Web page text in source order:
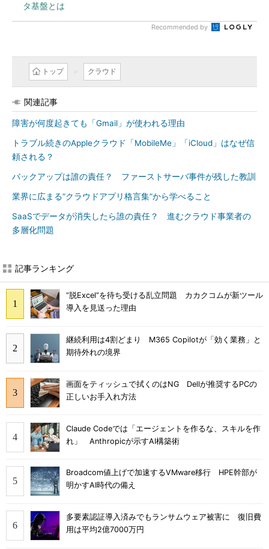
タ基盤とは
Recommended by
トップ クラウド
関連記事
障害が何度起きても「Gmail」が使われる理由
トラブル続きのAppleクラウド「MobileMe」「iCloud」はなぜ信
頼される？
バックアップは誰の責任？ ファーストサーバ事件が残した教訓
業界に広まる“クラウドアプリ格言集”から学べること
SaaSでデータが消失したら誰の責任？ 進むクラウド事業者の
多層化問題
記事ランキング
“脱Excel”を待ち受ける乱立問題 カカクコムが新ツール
導入を見送った理由
継続利用は4割どまり M365 Copilotが「効く業務」と
期待外れの境界
画面をティッシュで拭くのはNG Dellが推奨するPCの
正しいお手入れ方法
Claude Codeでは「エージェントを作るな、スキルを作
れ」 Anthropicが示すAI構築術
Broadcom値上げで加速するVMware移行 HPE幹部が
明かすAI時代の備え
多要素認証導入済みでもランサムウェア被害に 復旧費
用は平均2億7000万円